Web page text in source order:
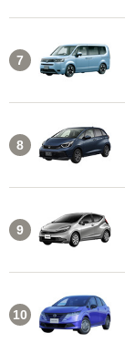
7
8
9
10